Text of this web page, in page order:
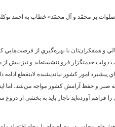
صلوات بر محمّد و آل محمّد» خطاب به احمد
و همفکران‌تان با بهره‌گيري از
دولت خدمتگزار فرو ننشسته‌ايد و نيز بيش
پيشبرد امور کشور نيانديشيده لاينقطع
صبر و حفظ آرامش کشور مواجه‌ مي‌شد، اما
آورده‌ايد ناچار بايد به بخشي از